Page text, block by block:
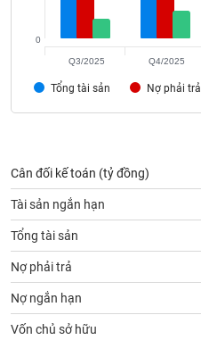
Tổng tài sản Nợ phải trả
0
Q3/2025 Q4/2025
Cân đối kế toán (tỷ đồng)
Tài sản ngắn hạn
Tổng tài sản
Nợ phải trả
Nợ ngắn hạn
Vốn chủ sở hữu
Sách
cụ
đầu
tư
Truyền
thông
tài